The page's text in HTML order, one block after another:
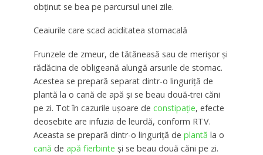
obţinut se bea pe parcursul unei zile.
Ceaiurile care scad aciditatea stomacală
Frunzele de zmeur, de tătăneasă sau de merişor și
rădăcina de obligeană alungă arsurile de stomac.
Acestea se prepară separat dintr-o linguriţă de
plantă la o cană de apă şi se beau două-trei căni
pe zi. Tot în cazurile uşoare de constipaţie, efecte
deosebite are infuzia de leurdă, conform RTV.
Aceasta se prepară dintr-o linguriţă de plantă la o
cană de apă fierbinte şi se beau două căni pe zi.